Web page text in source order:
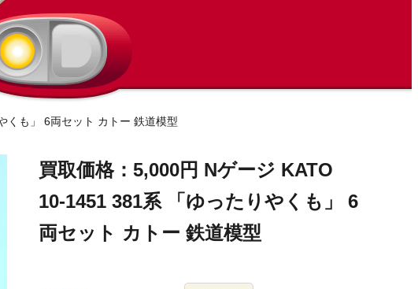
くも」 6両セット カトー 鉄道模型
買取価格：5,000円 Nゲージ KATO
10-1451 381系 「ゆったりやくも」 6
両セット カトー 鉄道模型